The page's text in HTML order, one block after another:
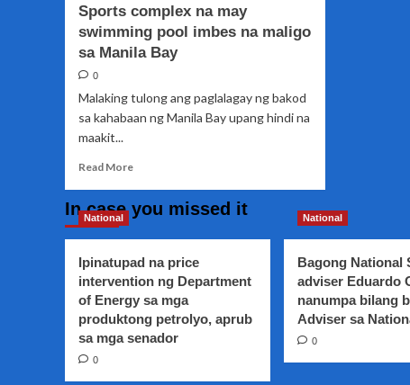
Sports complex na may
swimming pool imbes na maligo
sa Manila Bay
0
Malaking tulong ang paglalagay ng bakod
sa kahabaan ng Manila Bay upang hindi na
maakit...
Read MoreRead
Manila
hinimok
ang
mga
kabataan
na
In case you missed it
National
Ipinatupad na price
intervention ng Department
of Energy sa mga
produktong petrolyo, aprub
sa mga senador
0
National
Bagong National
adviser Eduardo
nanumpa bilang
Adviser sa
0